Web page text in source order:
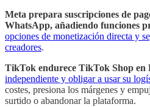
Meta prepara suscripciones de
WhatsApp, añadiendo funciones
opciones de monetización directa y
creadores.
TikTok endurece TikTok Shop en
independiente y obligar a usar su
costes, presiona los márgenes y
surtido o abandonar la plataforma.